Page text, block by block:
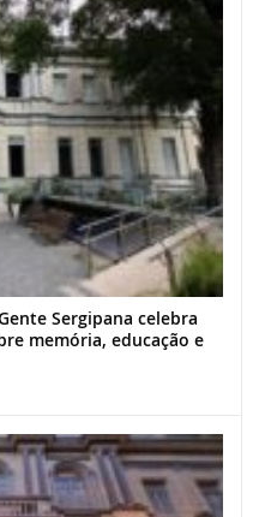
Sergipana celebra
memória, educação e